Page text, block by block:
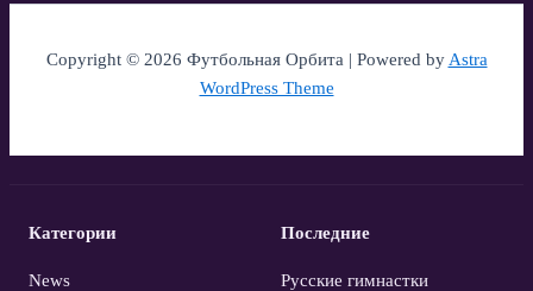
Copyright © 2026 Футбольная Орбита | Powered byAstra
WordPress Theme
Категории
News
Последние
Русские гимнастки